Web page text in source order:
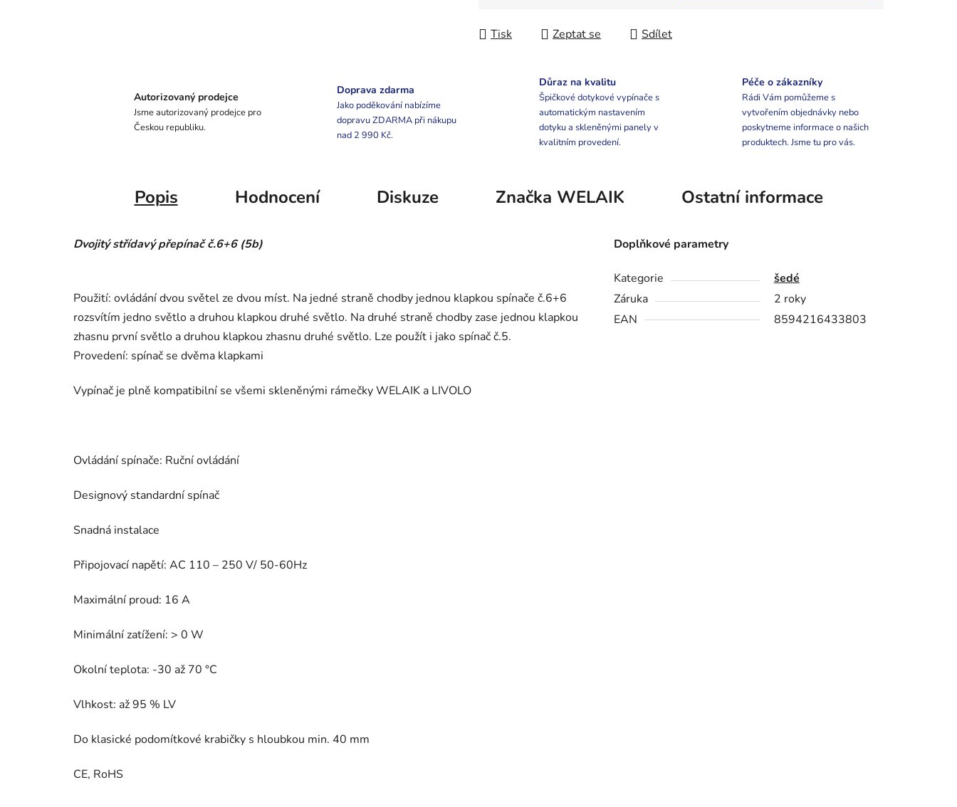
Tisk Zeptat se Sdílet
Autorizovaný prodejce
Jsme autorizovaný prodejce pro
Českou republiku.
Doprava zdarma
Jako poděkování nabízíme
dopravu ZDARMA při nákupu
nad 2 990 Kč.
Důraz na kvalitu
Špičkové dotykové vypínače s
automatickým nastavením
dotyku a skleněnými panely v
kvalitním provedení.
Péče o zákazníky
Rádi Vám pomůžeme s
vytvořením objednávky nebo
poskytneme informace o našich
produktech. Jsme tu pro vás.
Popis Hodnocení Diskuze Značka WELAIK Ostatní informace
Dvojitý střídavý přepínač č.6+6 (5b)
Použití: ovládání dvou světel ze dvou míst. Na jedné straně chodby jednou klapkou spínače č.6+6
rozsvítím jedno světlo a druhou klapkou druhé světlo. Na druhé straně chodby zase jednou klapkou
zhasnu první světlo a druhou klapkou zhasnu druhé světlo. Lze použít i jako spínač č.5.
Provedení: spínač se dvěma klapkami
Vypínač je plně kompatibilní se všemi skleněnými rámečky WELAIK a LIVOLO
Ovládání spínače: Ruční ovládání
Designový standardní spínač
Snadná instalace
Připojovací napětí: AC 110 – 250 V/ 50-60Hz
Maximální proud: 16 A
Minimální zatížení: > 0 W
Okolní teplota: -30 až 70 °C
Vlhkost: až 95 % LV
Do klasické podomítkové krabičky s hloubkou min. 40 mm
CE, RoHS
Doplňkové parametry
Kategorie
šedé
Záruka
2 roky
EAN
8594216433803